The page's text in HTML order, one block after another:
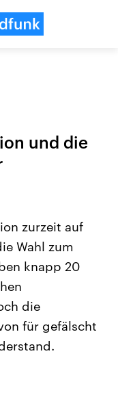
Beiträge,
und
die Vereinigten
mächtigsten Ländern
großem Einfluss auf
und die
zurzeit auf
Wahl zum
knapp 20
die
für gefälscht